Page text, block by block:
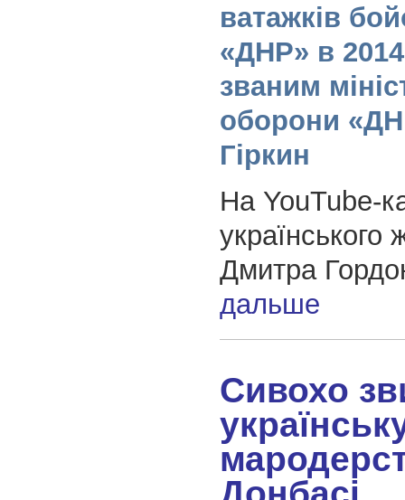
ватажків
«ДНР» в 2014
званим
оборони
Гіркин
На YouTube-
українського
Дмитра
дальше
Сивохо